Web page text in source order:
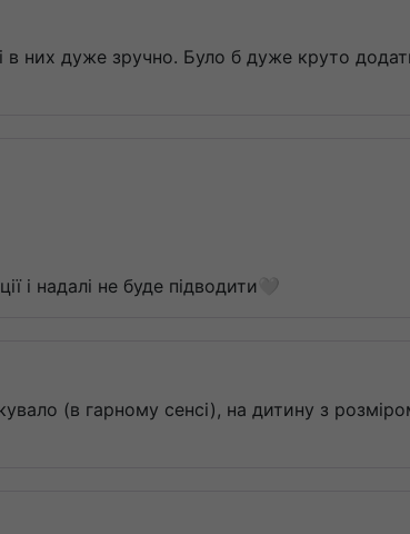
в них дуже зручно. Було б дуже круто
і надалі не буде підводити🤍
(в гарному сенсі), на дитину з